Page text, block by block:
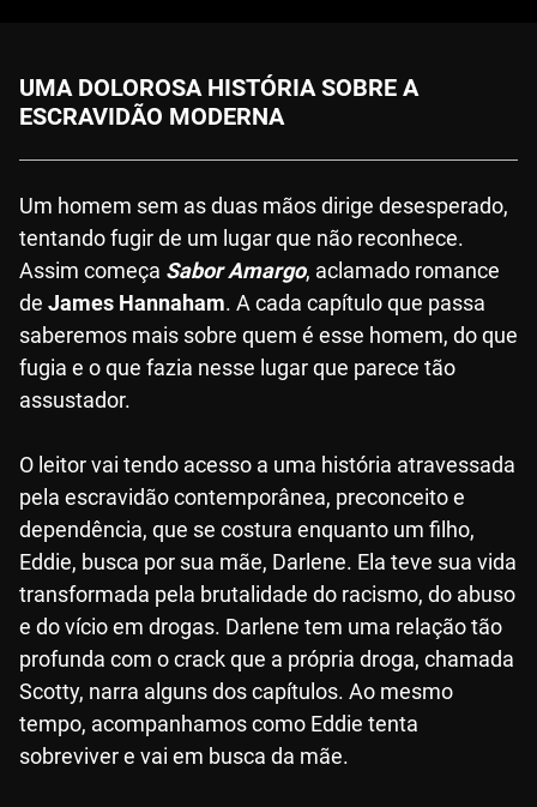
UMA DOLOROSA HISTÓRIA SOBRE A
ESCRAVIDÃO MODERNA
Um homem sem as duas mãos dirige desesperado,
tentando fugir de um lugar que não reconhece.
Assim começa Sabor Amargo, aclamado romance
de James Hannaham. A cada capítulo que passa
saberemos mais sobre quem é esse homem, do que
fugia e o que fazia nesse lugar que parece tão
assustador.
O leitor vai tendo acesso a uma história atravessada
pela escravidão contemporânea, preconceito e
dependência, que se costura enquanto um filho,
Eddie, busca por sua mãe, Darlene. Ela teve sua vida
transformada pela brutalidade do racismo, do abuso
e do vício em drogas. Darlene tem uma relação tão
profunda com o crack que a própria droga, chamada
Scotty, narra alguns dos capítulos. Ao mesmo
tempo, acompanhamos como Eddie tenta
sobreviver e vai em busca da mãe.